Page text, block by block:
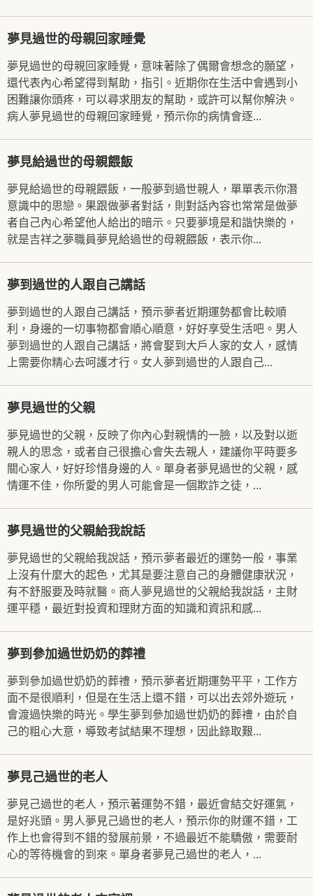
夢見過世的母親回家睡覺
夢見過世的母親回家睡覺，意味著除了偶爾會想念的願望，
還代表內心希望得到幫助，指引。近期你在生活中會遇到小
困難讓你頭疼，可以尋求朋友的幫助，或許可以幫你解決。
病人夢見過世的母親回家睡覺，預示你的病情會逐...
夢見給過世的母親餵飯
夢見給過世的母親餵飯，一般夢到過世親人，單單表示你潛
意識中的思戀。果跟做夢者對話，則對話內容也常常是做夢
者自己內心希望他人給出的暗示。只要夢境是和諧快樂的，
就是吉祥之夢職員夢見給過世的母親餵飯，表示你...
夢到過世的人跟自己講話
夢到過世的人跟自己講話，預示夢者近期運勢都會比較順
利，身邊的一切事物都會順心順意，好好享受生活吧。男人
夢到過世的人跟自己講話，將會娶到大戶人家的女人，感情
上需要你精心去呵護才行。女人夢到過世的人跟自己...
夢見過世的父親
夢見過世的父親，反映了你內心對親情的一臉，以及對以逝
親人的思念，或者自己很擔心會失去親人，建議你平時要多
關心家人，好好珍惜身邊的人。單身者夢見過世的父親，感
情運不佳，你所愛的男人可能會是一個欺詐之徒，...
夢見過世的父親給我說話
夢見過世的父親給我說話，預示夢者最近的運勢一般，事業
上沒有什麼大的起色，尤其是要注意自己的身體健康狀況，
有不舒服要及時就醫。商人夢見過世的父親給我說話，主財
運平穩，最近對投資和理財方面的知識和資訊和感...
夢到參加過世奶奶的葬禮
夢到參加過世奶奶的葬禮，預示夢者近期運勢平平，工作方
面不是很順利，但是在生活上還不錯，可以出去郊外遊玩，
會渡過快樂的時光。學生夢到參加過世奶奶的葬禮，由於自
己的粗心大意，導致考試結果不理想，因此錄取艱...
夢見己過世的老人
夢見己過世的老人，預示著運勢不錯，最近會結交好運氣，
是好兆頭。男人夢見己過世的老人，預示你的財運不錯，工
作上也會得到不錯的發展前景，不過最近不能驕傲，需要耐
心的等待機會的到來。單身者夢見己過世的老人，...